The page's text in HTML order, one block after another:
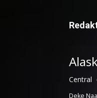
Central
Deke